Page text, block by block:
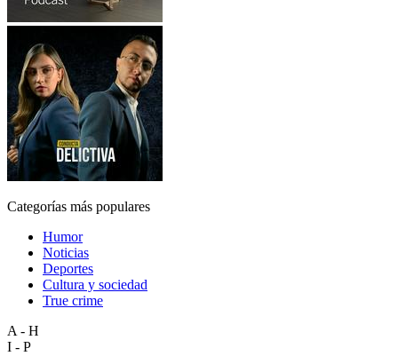
Categorías más populares
Humor
Noticias
Deportes
Cultura y sociedad
True crime
A - H
I - P